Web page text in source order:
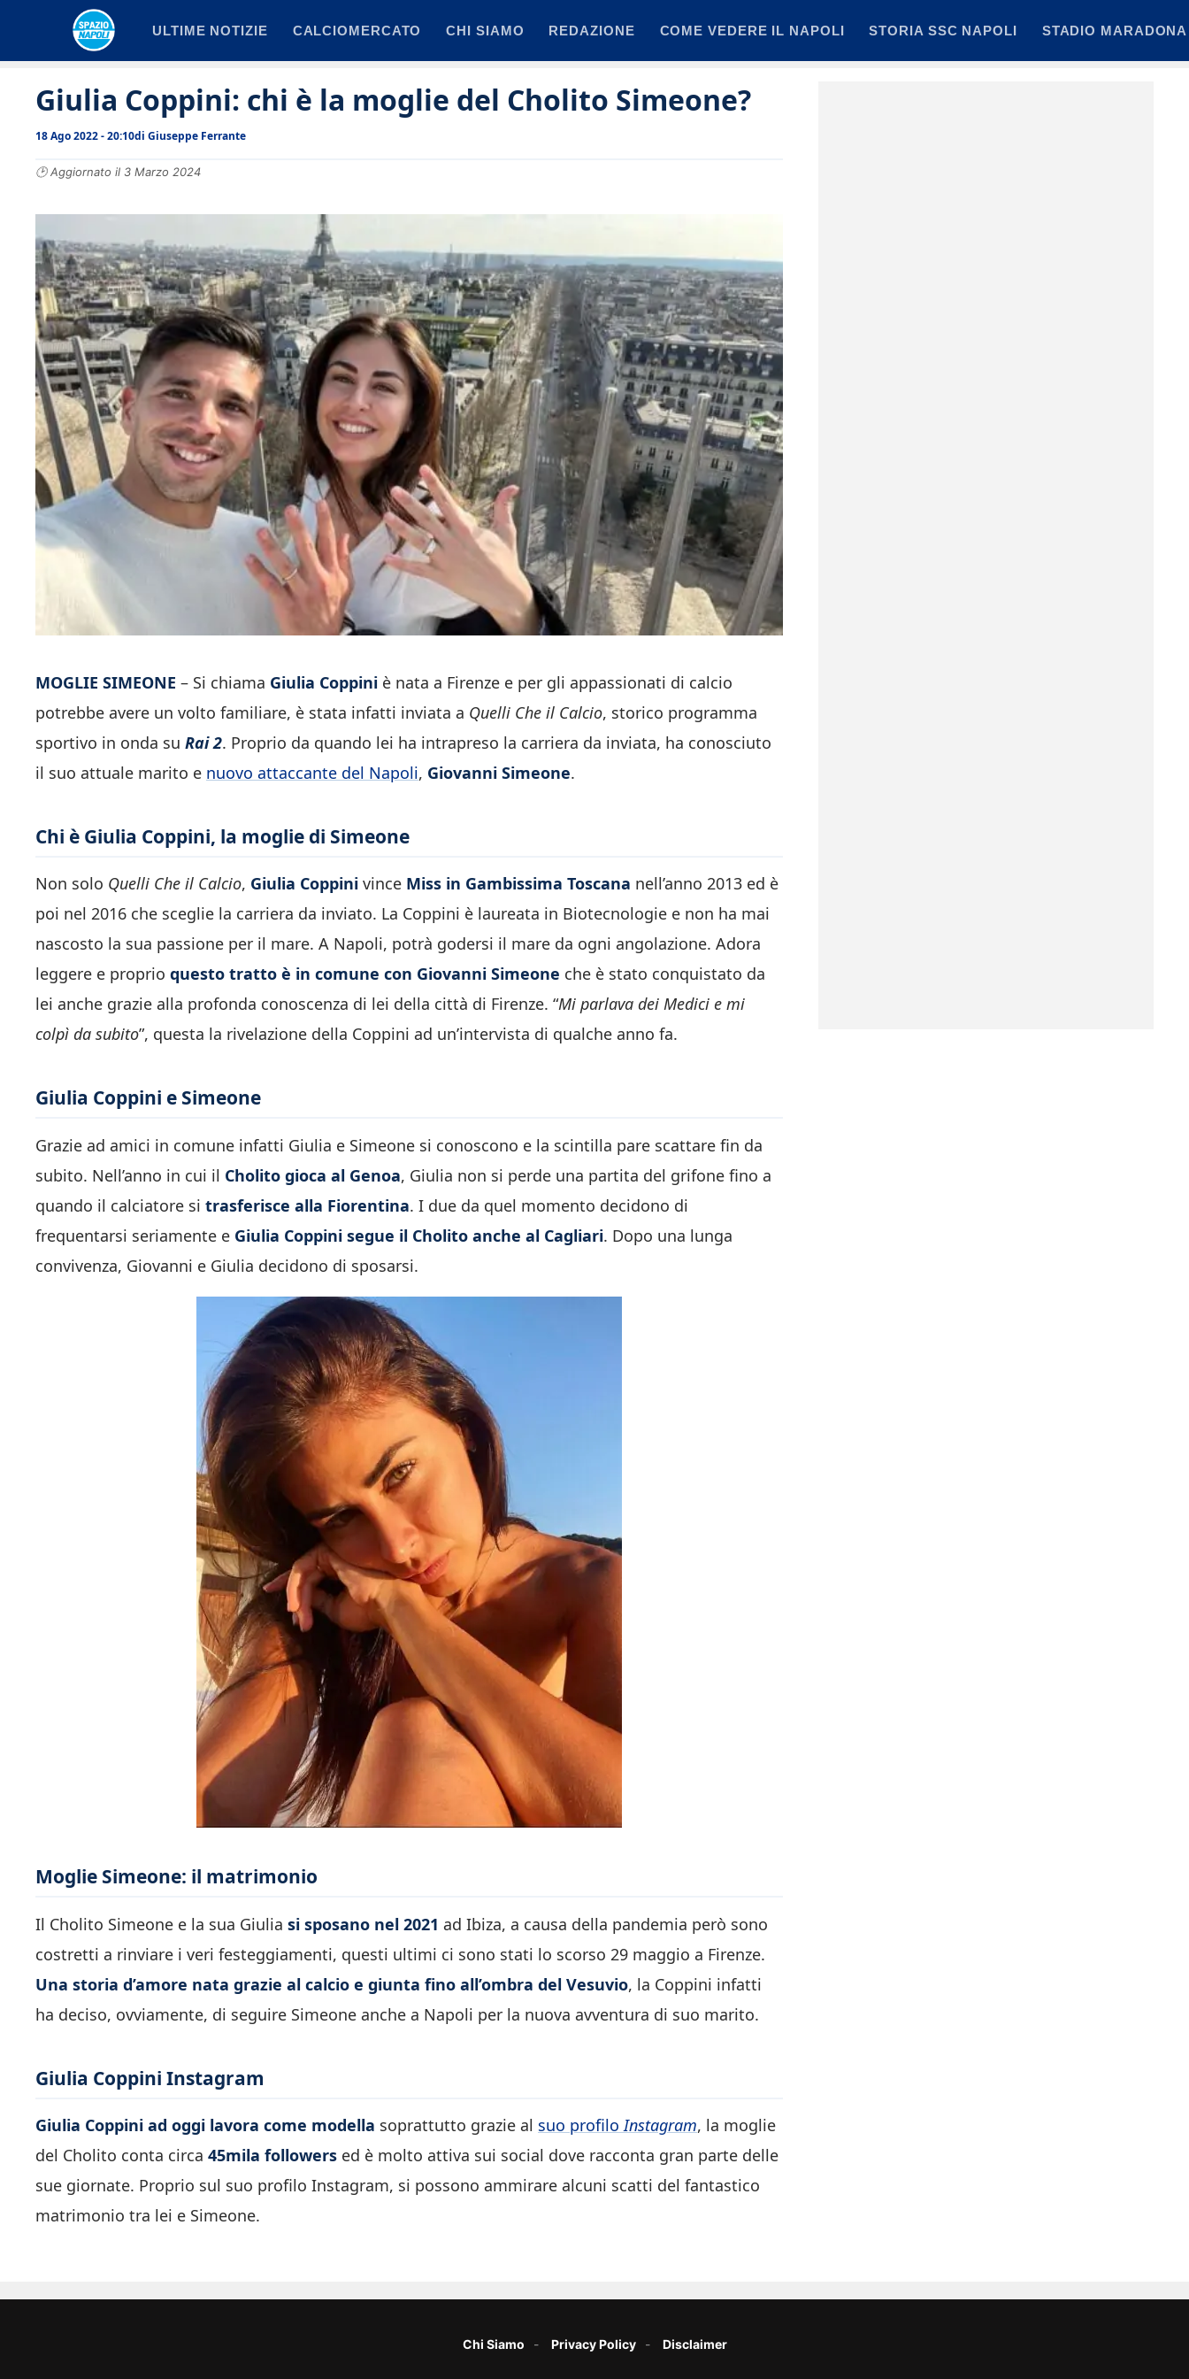
ULTIME NOTIZIE CALCIOMERCATO CHI SIAMO REDAZIONE COME VEDERE IL NAPOLI STORIA SSC NAPOLI STADIO MARADONA
Giulia Coppini: chi è la moglie del Cholito Simeone?
18 Ago 2022 - 20:10di Giuseppe Ferrante
🕑 Aggiornato il 3 Marzo 2024
MOGLIE SIMEONE – Si chiama Giulia Coppini è nata a Firenze e per gli appassionati di calcio
potrebbe avere un volto familiare, è stata infatti inviata a Quelli Che il Calcio, storico programma
sportivo in onda su Rai 2. Proprio da quando lei ha intrapreso la carriera da inviata, ha conosciuto
il suo attuale marito e nuovo attaccante del Napoli, Giovanni Simeone.
Chi è Giulia Coppini, la moglie di Simeone
Non solo Quelli Che il Calcio, Giulia Coppini vince Miss in Gambissima Toscana nell’anno 2013 ed è
poi nel 2016 che sceglie la carriera da inviato. La Coppini è laureata in Biotecnologie e non ha mai
nascosto la sua passione per il mare. A Napoli, potrà godersi il mare da ogni angolazione. Adora
leggere e proprio questo tratto è in comune con Giovanni Simeone che è stato conquistato da
lei anche grazie alla profonda conoscenza di lei della città di Firenze. “Mi parlava dei Medici e mi
colpì da subito”, questa la rivelazione della Coppini ad un’intervista di qualche anno fa.
Giulia Coppini e Simeone
Grazie ad amici in comune infatti Giulia e Simeone si conoscono e la scintilla pare scattare fin da
subito. Nell’anno in cui il Cholito gioca al Genoa, Giulia non si perde una partita del grifone fino a
quando il calciatore si trasferisce alla Fiorentina. I due da quel momento decidono di
frequentarsi seriamente e Giulia Coppini segue il Cholito anche al Cagliari. Dopo una lunga
convivenza, Giovanni e Giulia decidono di sposarsi.
Moglie Simeone: il matrimonio
Il Cholito Simeone e la sua Giulia si sposano nel 2021 ad Ibiza, a causa della pandemia però sono
costretti a rinviare i veri festeggiamenti, questi ultimi ci sono stati lo scorso 29 maggio a Firenze.
Una storia d’amore nata grazie al calcio e giunta fino all’ombra del Vesuvio, la Coppini infatti
ha deciso, ovviamente, di seguire Simeone anche a Napoli per la nuova avventura di suo marito.
Giulia Coppini Instagram
Giulia Coppini ad oggi lavora come modella soprattutto grazie al suo profiloInstagram, la moglie
del Cholito conta circa 45mila followers ed è molto attiva sui social dove racconta gran parte delle
sue giornate. Proprio sul suo profilo Instagram, si possono ammirare alcuni scatti del fantastico
matrimonio tra lei e Simeone.
Chi Siamo Privacy Policy Disclaimer